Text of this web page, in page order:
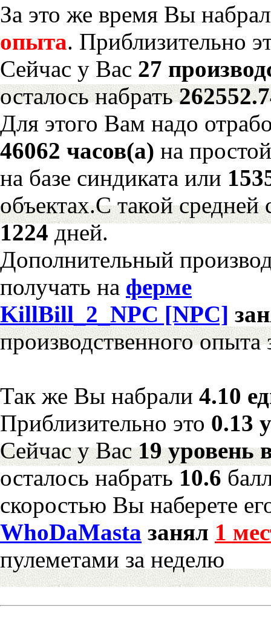
За это же время Вы
опыта. Приблизительно
Сейчас у Вас 27
осталось набрать
Для этого Вам надо
46062 часов(а) на
на базе синдиката или
объектах.С такой средней
1224дней.
Дополнительный
получать на ферме
KillBill_2_NPC [NPC]
производственного опыта
Так же Вы набрали 4.10
Приблизительно это 0.13
Сейчас у Вас19 уровень
осталось набрать 10.6
скоростью Вы наберете
WhoDaMasta занял 1
пулеметами за неделю